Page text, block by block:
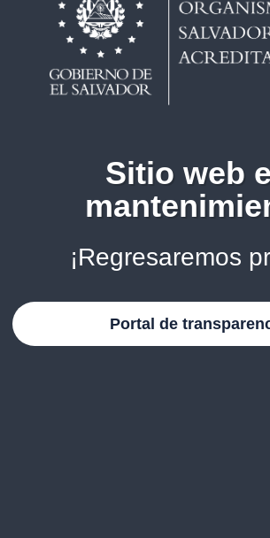
Sitio web
¡Regresaremos
Portal de